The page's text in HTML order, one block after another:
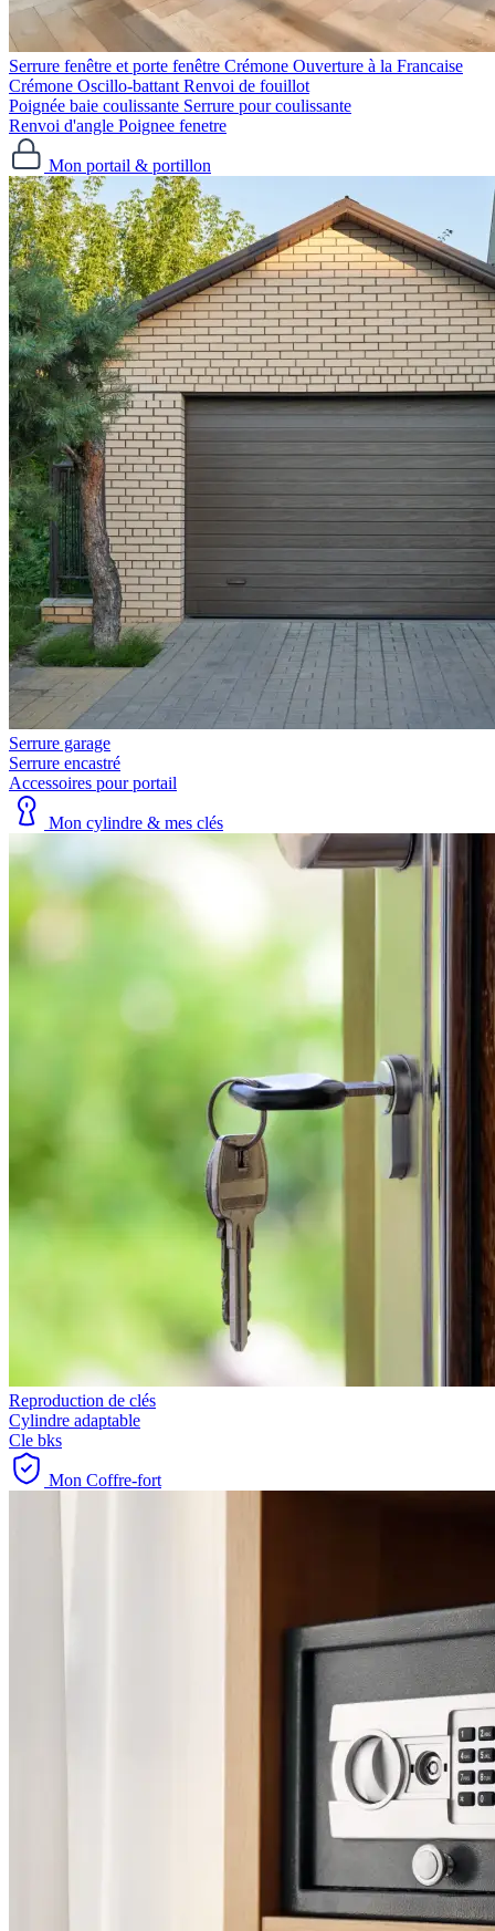
Serrure fenêtre et porte fenêtre
Crémone Ouverture à la Francaise
Crémone Oscillo-battant Renvoi de fouillot
Poignée baie coulissante Serrure pour coulissante
Renvoi d'angle Poignee fenetre
Mon portail & portillon
Serrure garage
Serrure encastré
Accessoires pour portail
Mon cylindre & mes clés
Reproduction de clés
Cylindre adaptable
Cle bks
Mon Coffre-fort